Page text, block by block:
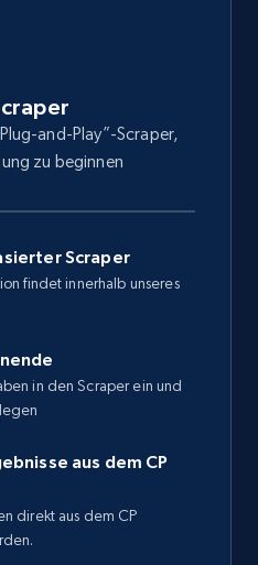
and-Play”-Scraper,
zu beginnen
Scraper
findet innerhalb unseres
in den Scraper ein und
aus dem CP
direkt aus dem CP